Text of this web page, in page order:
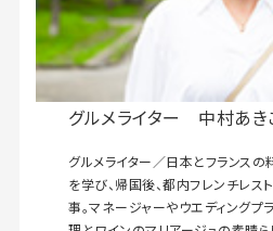
グルメライター 中村あ
グルメライター／日本とフランス
を学び、帰国後、都内フレンチレス
事。マネージャーやウエディングプ